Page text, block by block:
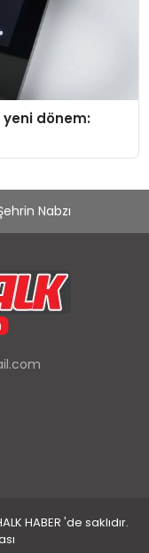
yeni dönem:
Nabzı
HABER 'de saklıdır.